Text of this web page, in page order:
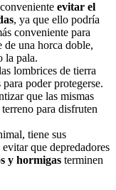
evitar el
, ya que ello podría
conveniente para
de una horca doble,
la pala.
lombrices de tierra
poder protegerse.
que las mismas
para disfruten
tiene sus
que depredadores
y hormigas terminen